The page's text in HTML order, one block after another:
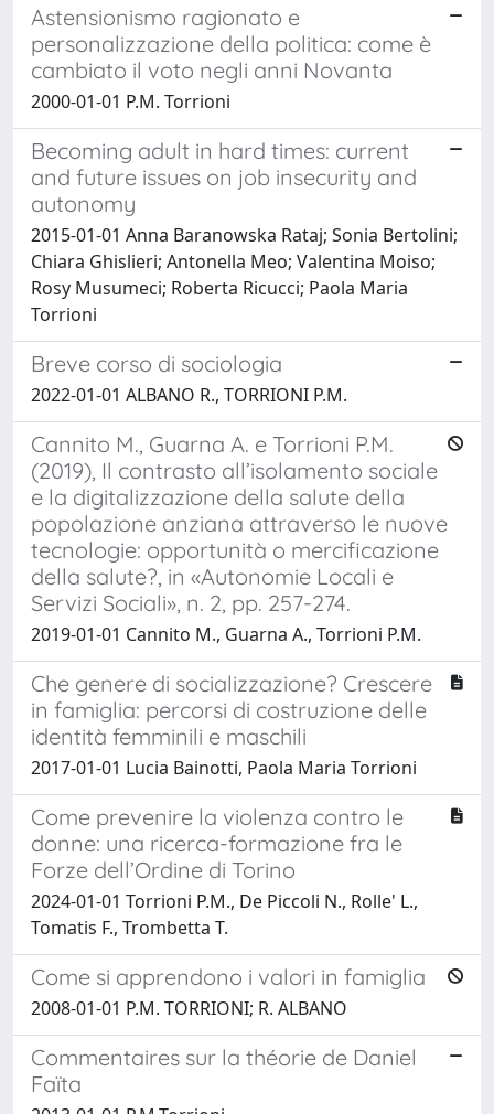
Astensionismo ragionato e
personalizzazione della politica: come è
cambiato il voto negli anni Novanta
2000-01-01 P.M. Torrioni
Becoming adult in hard times: current
and future issues on job insecurity and
autonomy
2015-01-01 Anna Baranowska Rataj; Sonia Bertolini;
Chiara Ghislieri; Antonella Meo; Valentina Moiso;
Rosy Musumeci; Roberta Ricucci; Paola Maria
Torrioni
Breve corso di sociologia
2022-01-01 ALBANO R., TORRIONI P.M.
Cannito M., Guarna A. e Torrioni P.M.
(2019), Il contrasto all’isolamento sociale
e la digitalizzazione della salute della
popolazione anziana attraverso le nuove
tecnologie: opportunità o mercificazione
della salute?, in «Autonomie Locali e
Servizi Sociali», n. 2, pp. 257-274.
2019-01-01 Cannito M., Guarna A., Torrioni P.M.
Che genere di socializzazione? Crescere
in famiglia: percorsi di costruzione delle
identità femminili e maschili
2017-01-01 Lucia Bainotti, Paola Maria Torrioni
Come prevenire la violenza contro le
donne: una ricerca-formazione fra le
Forze dell’Ordine di Torino
2024-01-01 Torrioni P.M., De Piccoli N., Rolle' L.,
Tomatis F., Trombetta T.
Come si apprendono i valori in famiglia
2008-01-01 P.M. TORRIONI; R. ALBANO
Commentaires sur la théorie de Daniel
Faïta